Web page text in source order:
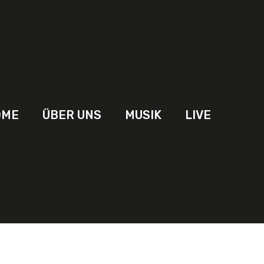
ÜBER UNS MUSIK LIVE